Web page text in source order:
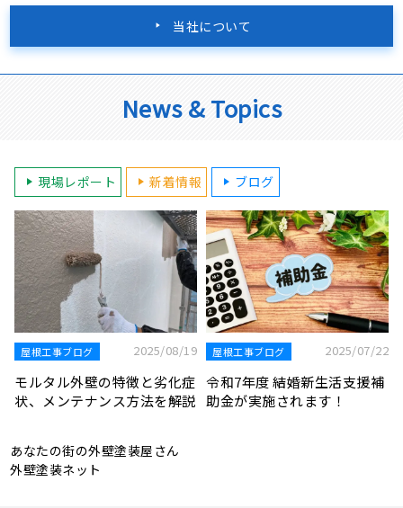
当社について
News & Topics
現場レポート 新着情報 ブログ
07/22
援補
屋根工事ブログ 2025/06/30
雨漏りを修理する方法と発生
原因について解説
お知らせ 2025/
栃木県鹿沼市 I様より外
塗装工事の見積もり依頼
あなたの街の外壁塗装屋さん
外壁塗装ネット